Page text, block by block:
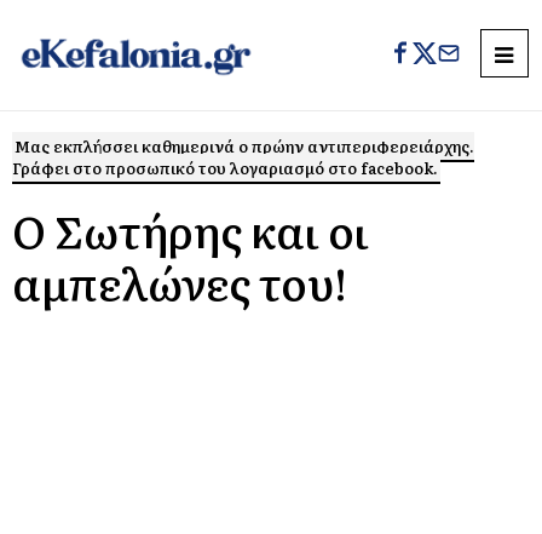
Μας εκπλήσσει καθημερινά ο πρώην αντιπεριφερειάρχης.
Γράφει στο προσωπικό του λογαριασμό στο facebook.
Ο Σωτήρης και οι
αμπελώνες του!